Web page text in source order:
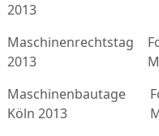
2013
Maschinenrechtstag
2013
Maschinenbautage
Köln 2013